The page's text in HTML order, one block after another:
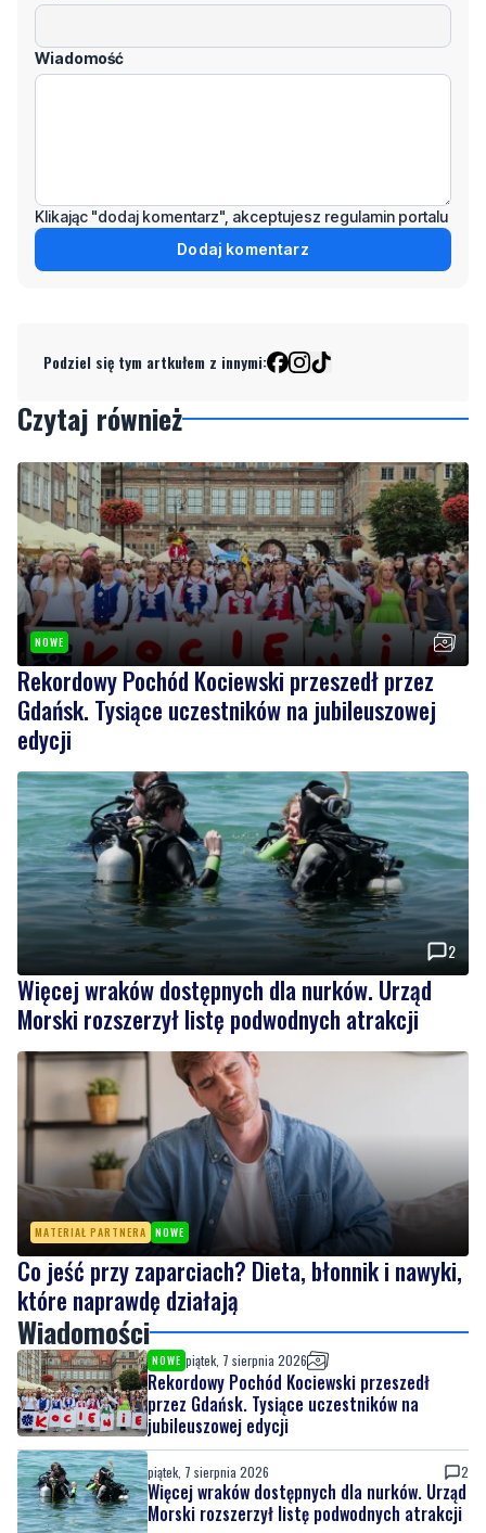
Wiadomość
Klikając "dodaj komentarz", akceptujesz regulamin portalu
Dodaj komentarz
Podziel się tym artkułem z innymi:
Czytaj również
NOWE
Rekordowy Pochód Kociewski przeszedł przez
Gdańsk. Tysiące uczestników na jubileuszowej
edycji
2
Więcej wraków dostępnych dla nurków. Urząd
Morski rozszerzył listę podwodnych atrakcji
MATERIAŁ PARTNERA NOWE
Co jeść przy zaparciach? Dieta, błonnik i nawyki,
które naprawdę działają
Wiadomości
NOWE piątek, 7 sierpnia 2026
Rekordowy Pochód Kociewski przeszedł
przez Gdańsk. Tysiące uczestników na
jubileuszowej edycji
piątek, 7 sierpnia 2026 2
Więcej wraków dostępnych dla nurków. Urząd
Morski rozszerzył listę podwodnych atrakcji